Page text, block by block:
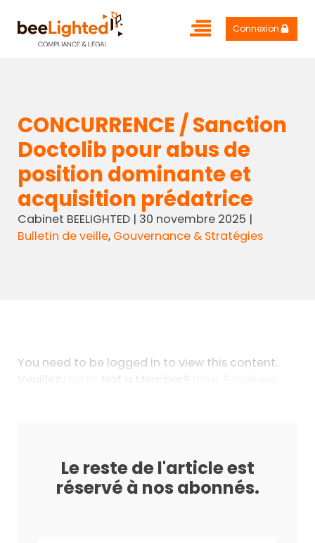
Connexion
CONCURRENCE / Sanction
Doctolib pour abus de
position dominante et
acquisition prédatrice
Cabinet BEELIGHTED| 30 novembre 2025 |
Bulletin de veille, Gouvernance & Stratégies
You need to be logged in to view this content.
Veuillez
. Not a Member?
Le reste de l'article est
réservé à nos abonnés.